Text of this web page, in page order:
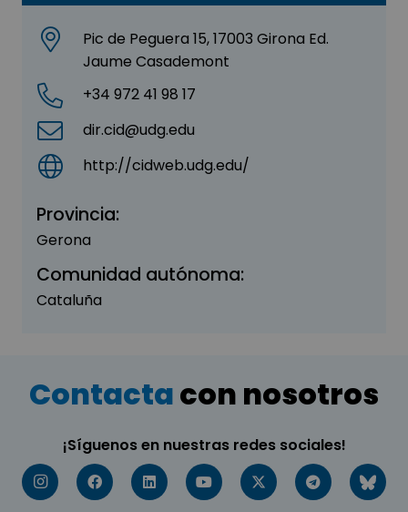
Pic de Peguera 15, 17003 Girona Ed.
Jaume Casademont
+34 972 41 98 17
dir.cid@udg.edu
http://cidweb.udg.edu/
Provincia:
Gerona
Comunidad autónoma:
Cataluña
Contactacon nosotros
¡Síguenos en nuestras redes sociales!